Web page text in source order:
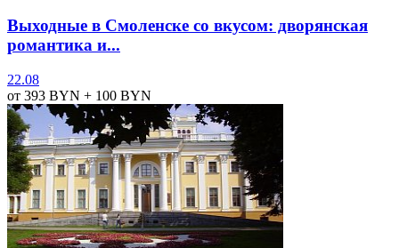
Выходные в Смоленске со вкусом: дворянская
романтика и...
22.08
от 393 BYN + 100 BYN